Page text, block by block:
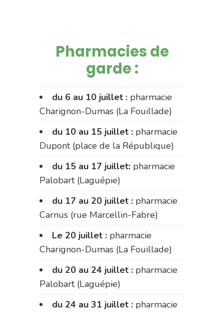
Pharmacies de
garde :
du 6 au 10 juillet : pharmacie
Charignon-Dumas (La Fouillade)
du 10 au 15 juillet : pharmacie
Dupont (place de la République)
du 15 au 17 juillet: pharmacie
Palobart (Laguépie)
du 17 au 20 juillet : pharmacie
Carnus (rue Marcellin-Fabre)
Le 20 juillet : pharmacie
Charignon-Dumas (La Fouillade)
du 20 au 24 juillet : pharmacie
Palobart (Laguépie)
du 24 au 31 juillet : pharmacie